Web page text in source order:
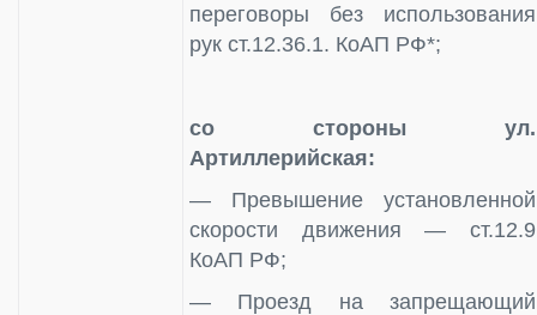
переговоры без использования
рук ст.12.36.1. КоАП РФ*;
со стороны ул.
Артиллерийская:
— Превышение установленной
скорости движения — ст.12.9
КоАП РФ;
— Проезд на запрещающий